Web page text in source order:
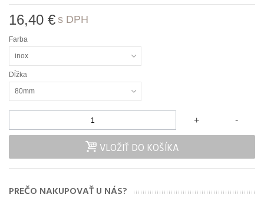
16,40 € s DPH
Farba
inox
Dĺžka
80mm
-
+
VLOŽIŤ DO KOŠÍKA
PREČO NAKUPOVAŤ U NÁS?